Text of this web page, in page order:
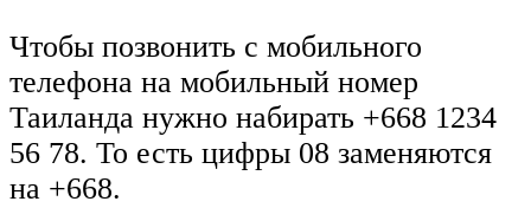
Чтобы позвонить с мобильного
телефона на мобильный номер
Таиланда нужно набирать +668 1234
56 78. То есть цифры 08 заменяются
на +668.